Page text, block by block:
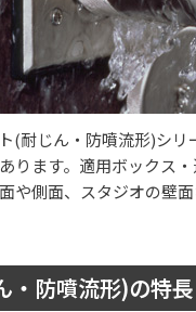
(耐じん・防噴流形)シ
ります。適用ボックス
や側面、スタジオの壁
・防噴流形)の特長